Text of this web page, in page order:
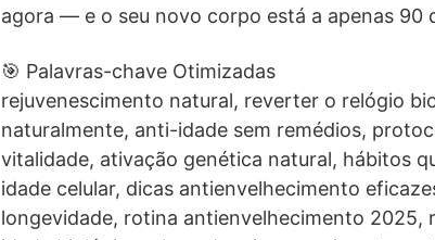
agora — e o seu novo corpo está a apenas 90
🎯 Palavras-chave Otimizadas
rejuvenescimento natural, reverter o relógio
naturalmente, anti-idade sem remédios,
vitalidade, ativação genética natural, hábitos
idade celular, dicas antienvelhecimento
longevidade, rotina antienvelhecimento 2025,